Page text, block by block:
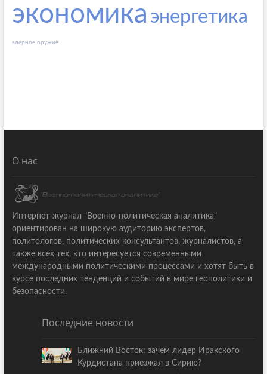
экономика энергетика
ядерное оружие
О нас
Интернет-журнал "Военно-политическая аналитика"
ориентирован на широкую аудиторию экспертов,
политологов, политических консультантов, журналистов, а
также всех тех, кто интересуется современными
международными политическими процессами и хотят быть в
курсе последних тенденций и событий в мире геополитики и
безопасности.
Последние новости
Ближний Восток: зачем лидер Иракского
Курдистана приезжал в Сирию?